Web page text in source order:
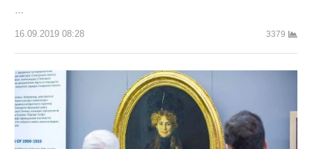
16.09.2019 08:28 3379